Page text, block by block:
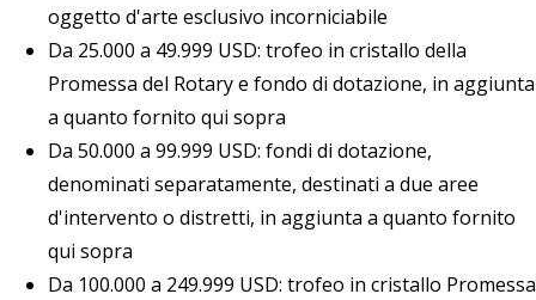
oggetto d'arte esclusivo incorniciabile
Da 25.000 a 49.999 USD: trofeo in cristallo della
Promessa del Rotary e fondo di dotazione, in aggiunta
a quanto fornito qui sopra
Da 50.000 a 99.999 USD: fondi di dotazione,
denominati separatamente, destinati a due aree
d'intervento o distretti, in aggiunta a quanto fornito
qui sopra
Da 100.000 a 249.999 USD: trofeo in cristallo Promessa